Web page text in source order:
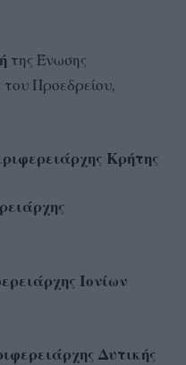
της Ένωσης
Προεδρείου,
Κρήτης
Ιονίων
Δυτικής